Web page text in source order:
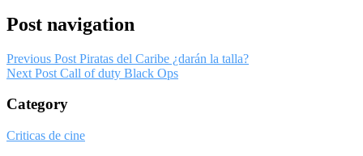
Post navigation
Previous Post Piratas del Caribe ¿darán la talla?
Next Post Call of duty Black Ops
Category
Criticas de cine